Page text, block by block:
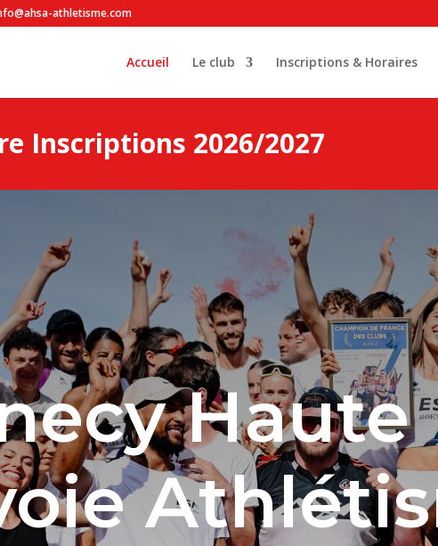
athletisme.com
Accueil Le club Inscriptions & Horaires
Inscriptions 2026/2027
Haute